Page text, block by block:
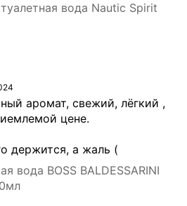
вода Nautic Spirit
аромат, свежий, лёгкий ,
цене.
держится, а жаль (
вода BOSS BALDESSARINI